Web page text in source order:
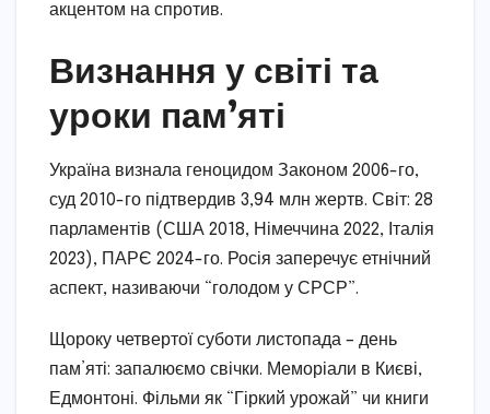
акцентом на спротив.
Визнання у світі та
уроки пам’яті
Україна визнала геноцидом Законом 2006-го,
суд 2010-го підтвердив 3,94 млн жертв. Світ: 28
парламентів (США 2018, Німеччина 2022, Італія
2023), ПАРЄ 2024-го. Росія заперечує етнічний
аспект, називаючи “голодом у СРСР”.
Щороку четвертої суботи листопада – день
пам’яті: запалюємо свічки. Меморіали в Києві,
Едмонтоні. Фільми як “Гіркий урожай” чи книги